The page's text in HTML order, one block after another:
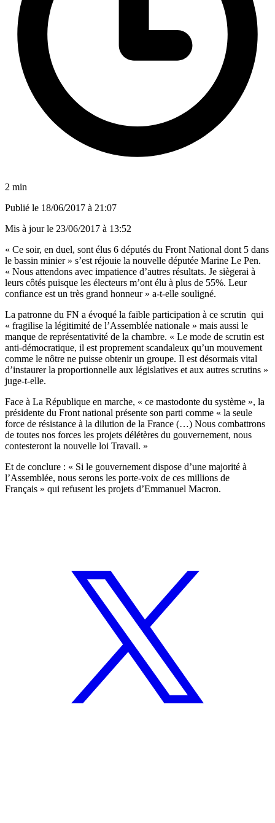
2 min
Publié le 18/06/2017 à 21:07
Mis à jour le 23/06/2017 à 13:52
« Ce soir, en duel, sont élus 6 députés du Front National dont 5 dans
le bassin minier » s’est réjouie la nouvelle députée Marine Le Pen.
« Nous attendons avec impatience d’autres résultats. Je siègerai à
leurs côtés puisque les électeurs m’ont élu à plus de 55%. Leur
confiance est un très grand honneur » a-t-elle souligné.
La patronne du FN a évoqué la faible participation à ce scrutin qui
« fragilise la légitimité de l’Assemblée nationale » mais aussi le
manque de représentativité de la chambre. « Le mode de scrutin est
anti-démocratique, il est proprement scandaleux qu’un mouvement
comme le nôtre ne puisse obtenir un groupe. Il est désormais vital
d’instaurer la proportionnelle aux législatives et aux autres scrutins »
juge-t-elle.
Face à La République en marche, « ce mastodonte du système », la
présidente du Front national présente son parti comme « la seule
force de résistance à la dilution de la France (…) Nous combattrons
de toutes nos forces les projets délétères du gouvernement, nous
contesteront la nouvelle loi Travail. »
Et de conclure : « Si le gouvernement dispose d’une majorité à
l’Assemblée, nous serons les porte-voix de ces millions de
Français » qui refusent les projets d’Emmanuel Macron.